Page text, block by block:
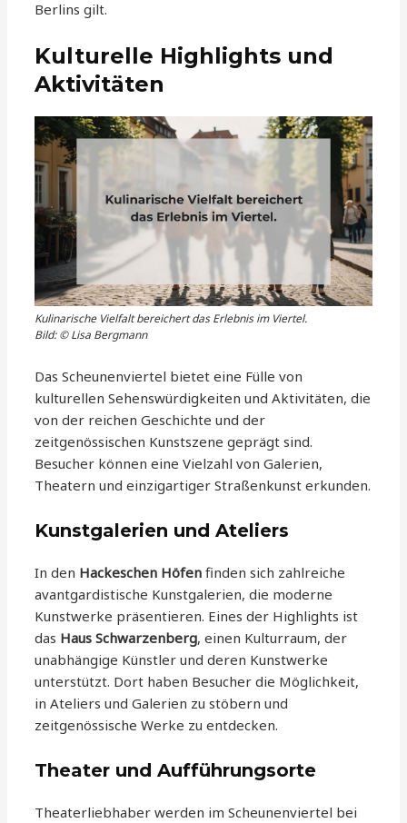
Berlins gilt.
Kulturelle Highlights und
Aktivitäten
Kulinarische Vielfalt bereichert das Erlebnis im Viertel.
Bild: © Lisa Bergmann
Das Scheunenviertel bietet eine Fülle von
kulturellen Sehenswürdigkeiten und Aktivitäten, die
von der reichen Geschichte und der
zeitgenössischen Kunstszene geprägt sind.
Besucher können eine Vielzahl von Galerien,
Theatern und einzigartiger Straßenkunst erkunden.
Kunstgalerien und Ateliers
In den Hackeschen Höfen finden sich zahlreiche
avantgardistische Kunstgalerien, die moderne
Kunstwerke präsentieren. Eines der Highlights ist
das Haus Schwarzenberg, einen Kulturraum, der
unabhängige Künstler und deren Kunstwerke
unterstützt. Dort haben Besucher die Möglichkeit,
in Ateliers und Galerien zu stöbern und
zeitgenössische Werke zu entdecken.
Theater und Aufführungsorte
Theaterliebhaber werden im Scheunenviertel bei